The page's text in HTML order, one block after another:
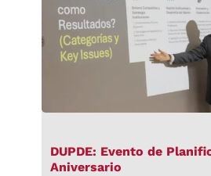
DUPDE: Evento de
Aniversario